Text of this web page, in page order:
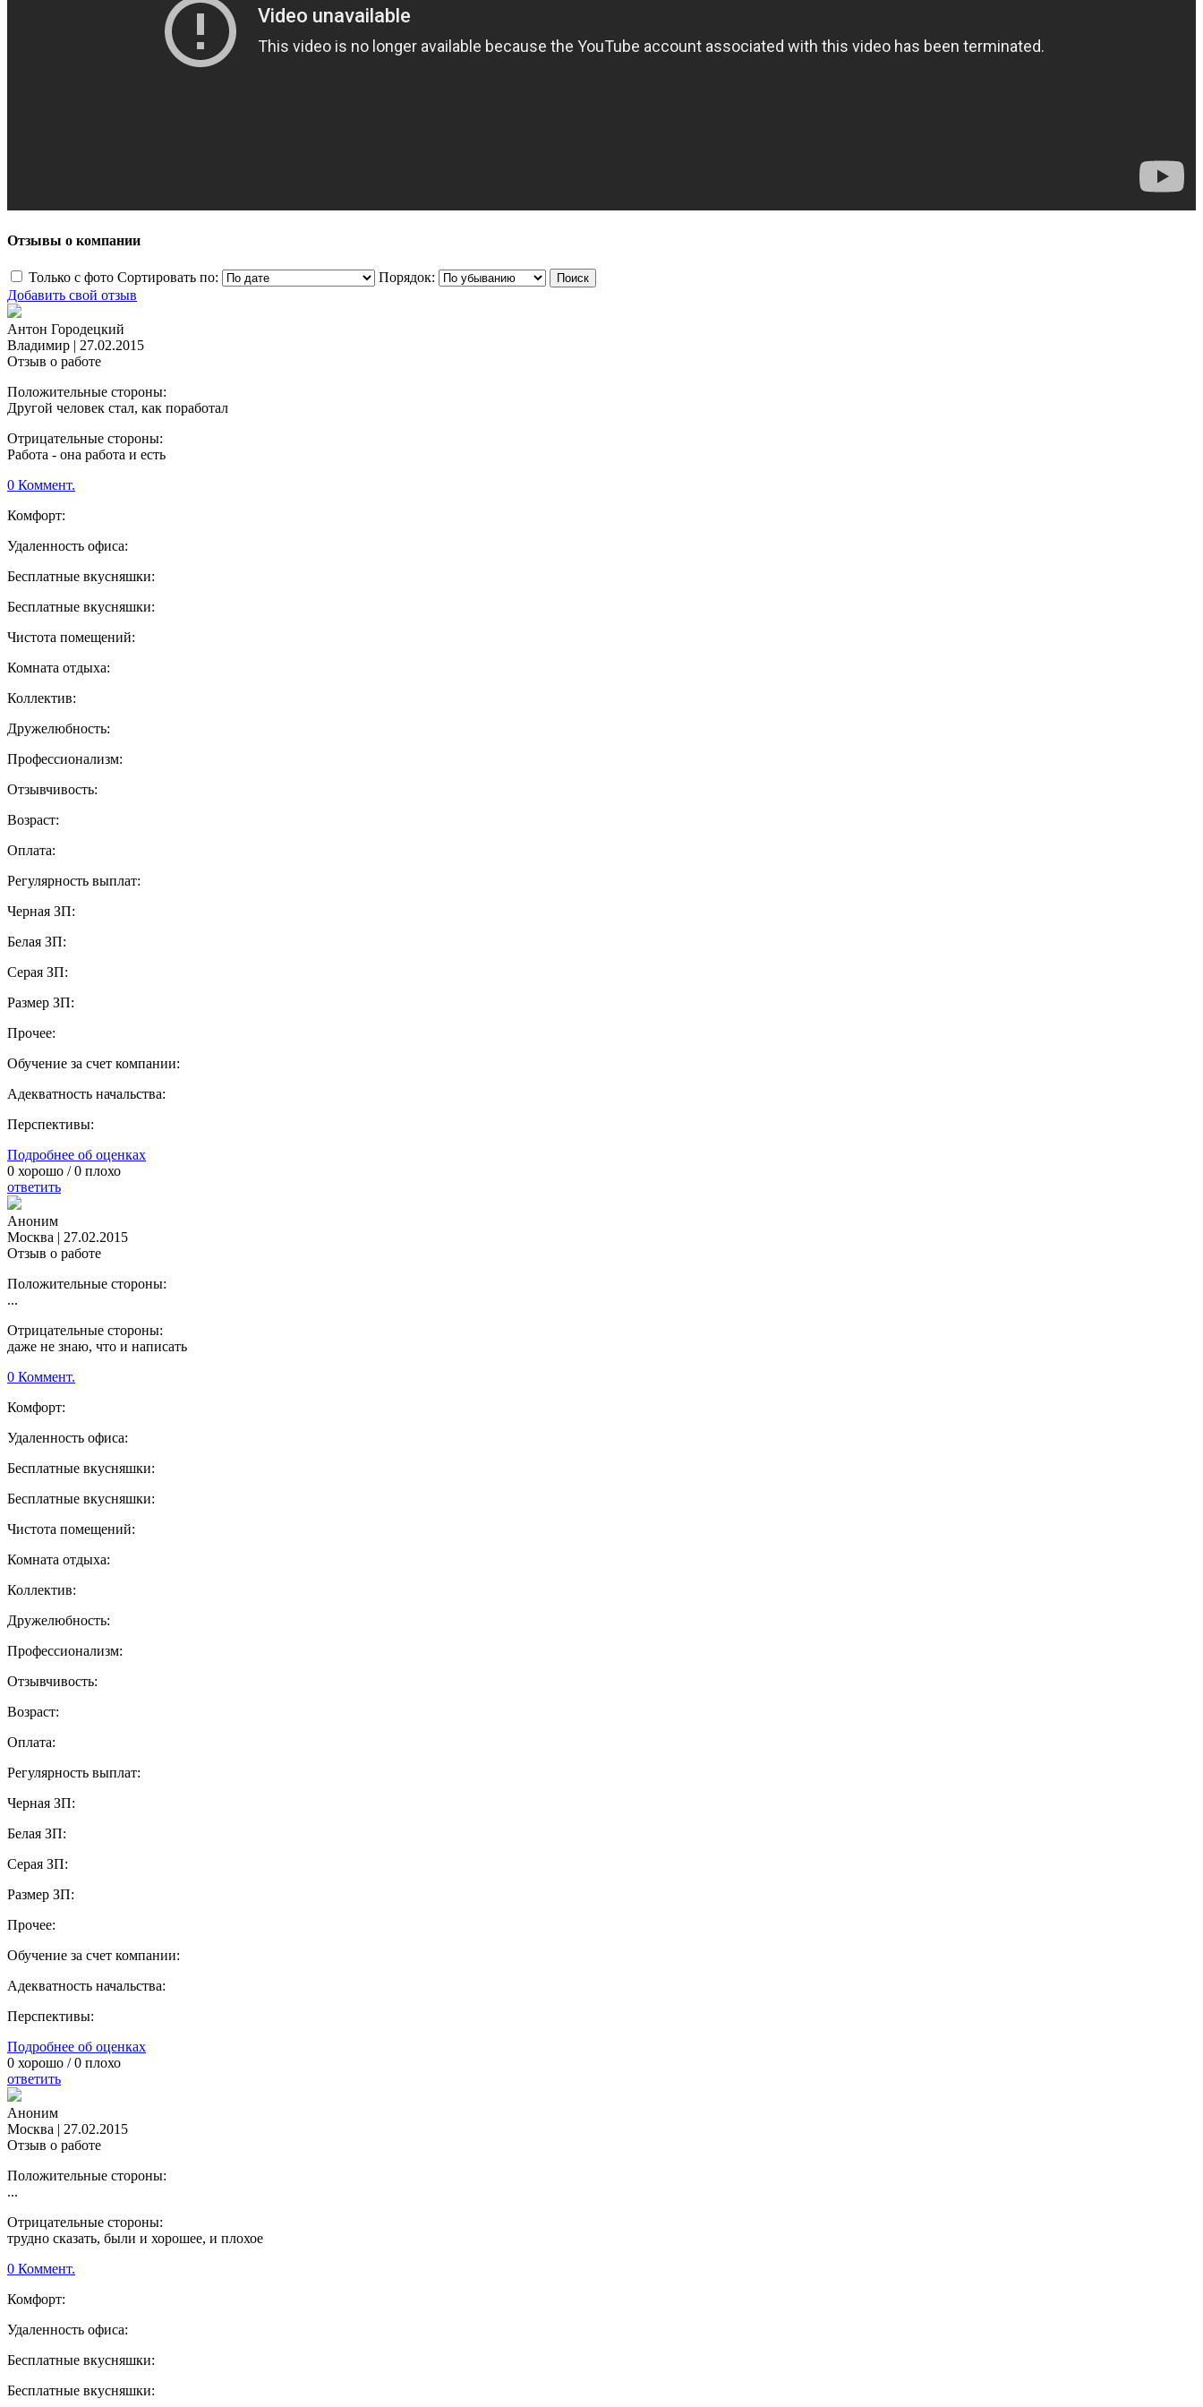
Отзывы о компании
Только с фото Сортировать по:
Порядок:
Добавить свой отзыв
Антон Городецкий
Владимир | 27.02.2015
Отзыв о работе
Положительные стороны:
Другой человек стал, как поработал
Отрицательные стороны:
Работа - она работа и есть
0 Коммент.
Комфорт:
Удаленность офиса:
Бесплатные вкусняшки:
Бесплатные вкусняшки:
Чистота помещений:
Комната отдыха:
Коллектив:
Дружелюбность:
Профессионализм:
Отзывчивость:
Возраст:
Оплата:
Регулярность выплат:
Черная ЗП:
Белая ЗП:
Серая ЗП:
Размер ЗП:
Прочее:
Обучение за счет компании:
Адекватность начальства:
Перспективы:
Подробнее об оценках
0 хорошо /0 плохо
ответить
Аноним
Москва | 27.02.2015
Отзыв о работе
Положительные стороны:
...
Отрицательные стороны:
даже не знаю, что и написать
0 Коммент.
Комфорт:
Удаленность офиса:
Бесплатные вкусняшки:
Бесплатные вкусняшки:
Чистота помещений:
Комната отдыха:
Коллектив:
Дружелюбность:
Профессионализм:
Отзывчивость:
Возраст:
Оплата:
Регулярность выплат:
Черная ЗП:
Белая ЗП:
Серая ЗП:
Размер ЗП:
Прочее:
Обучение за счет компании:
Адекватность начальства:
Перспективы:
Подробнее об оценках
0 хорошо /0 плохо
ответить
Аноним
Москва | 27.02.2015
Отзыв о работе
Положительные стороны:
...
Отрицательные стороны:
трудно сказать, были и хорошее, и плохое
0 Коммент.
Комфорт:
Удаленность офиса:
Бесплатные вкусняшки:
Бесплатные вкусняшки: